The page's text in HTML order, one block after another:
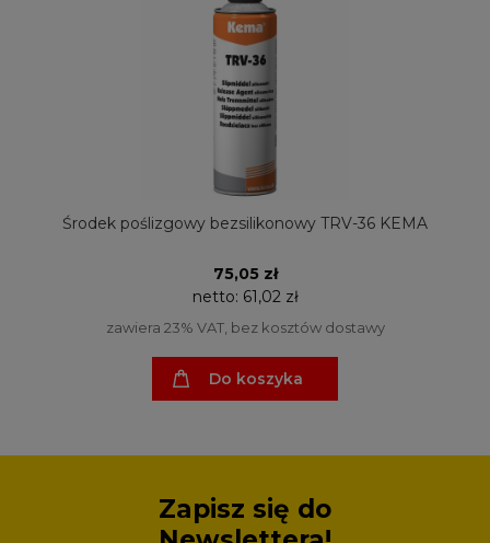
Środek poślizgowy bezsilikonowy TRV-36 KEMA
75,05 zł
netto: 61,02 zł
zawiera 23% VAT, bez kosztów dostawy
Do koszyka
Zapisz się do